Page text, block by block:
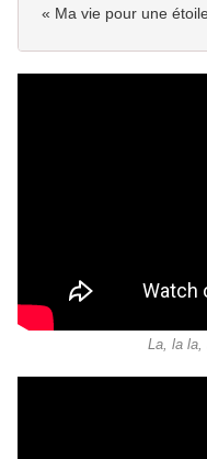
« Ma vie pour une
La, la la,